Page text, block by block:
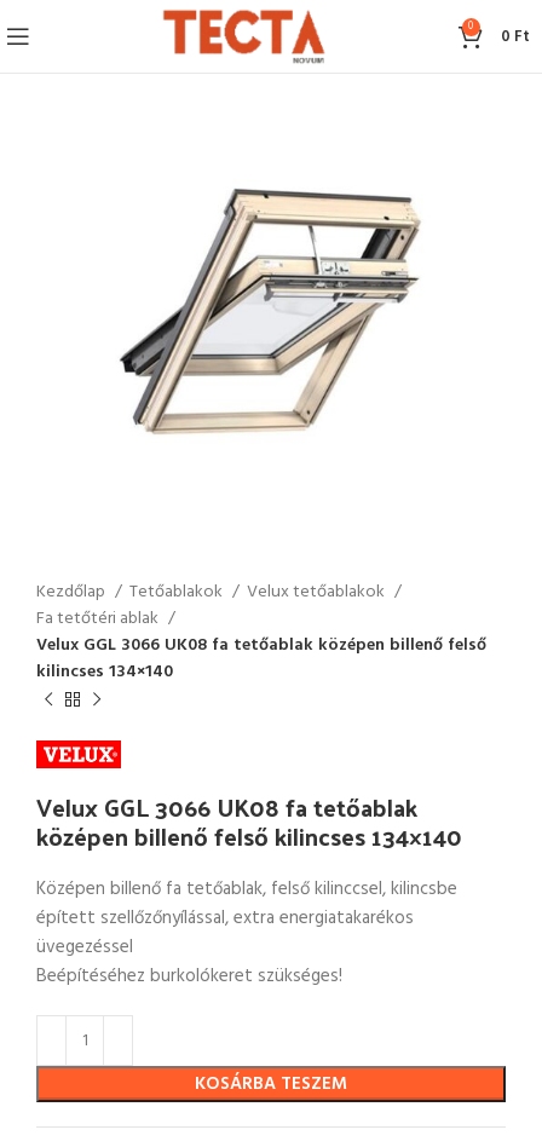
0 0 Ft
Kezdőlap Tetőablakok
Velux tetőablakok
Fa tetőtéri ablak
Velux GGL 3066 UK08 fa tetőablak középen billenő felső
kilincses 134×140
Velux GGL 3066 UK08 fa tetőablak
középen billenő felső kilincses 134×140
Középen billenő fa tetőablak, felső kilinccsel, kilincsbe
épített szellőzőnyílással, extra energiatakarékos
üvegezéssel
Beépítéséhez burkolókeret szükséges!
KOSÁRBA TESZEM